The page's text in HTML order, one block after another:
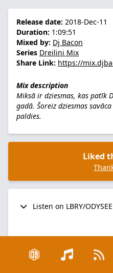
Release date: 2018-Dec-11
Duration: 1:09:51
Mixed by: Dj Bacon
Series Dreilini Mix
Share Link: https://
Mix description
Miksā ir dziesmas, kas patīk
gadā. Šoreiz dziesmas
paldies.
Liked
Listen on LBRY/ODYSEE